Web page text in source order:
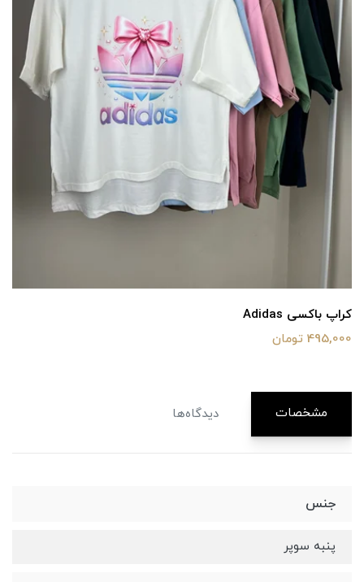
کراپ باکسی Adidas
495,000 تومان
مشخصات دیدگاه‌ها
جنس
پنبه سوپر